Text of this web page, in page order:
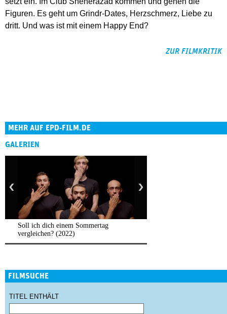
Figuren. Es geht um Grindr-Dates, Herzschmerz, Liebe zu
dritt. Und was ist mit einem Happy End?
ZUR FILMKRITIK
MEHR AUF EPD-FILM.DE
GALERIEN
Soll ich dich einem Sommertag
vergleichen? (2022)
FILMSUCHE
TITEL ENTHÄLT